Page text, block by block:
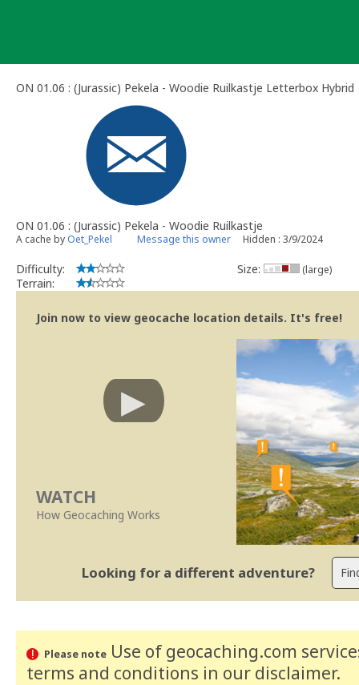
ON 01.06 : (Jurassic) Pekela - Woodie Ruilkastje Letterbox Hybrid
ON 01.06 : (Jurassic) Pekela - Woodie Ruilkastje
A cache by Oet_Pekel Message this owner Hidden : 3/9/2024
Difficulty:
Terrain:
Size: (large)
Join now to view geocache location details. It's free!
WATCH
How Geocaching Works
Looking for a different adventure?
Please noteUse of geocaching.com
terms and conditions in our disclaimer.